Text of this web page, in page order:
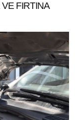
FIRTINA